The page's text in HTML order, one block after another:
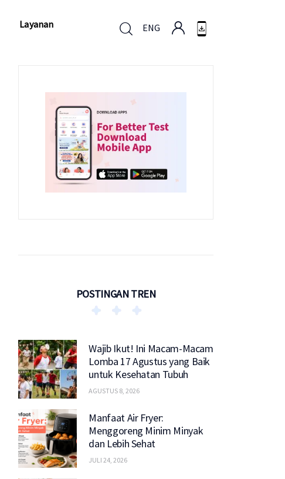
Layanan ENG
POSTINGAN TREN
Wajib Ikut! Ini Macam-Macam
Lomba 17 Agustus yang Baik
untuk Kesehatan Tubuh
AGUSTUS 8, 2026
Manfaat Air Fryer:
Menggoreng Minim Minyak
dan Lebih Sehat
JULI 24, 2026